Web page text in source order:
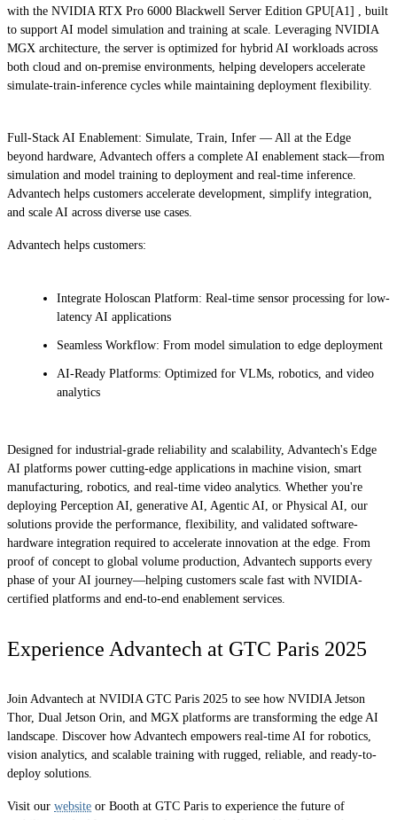
with the NVIDIA RTX Pro 6000 Blackwell Server Edition GPU[A1] , built
to support AI model simulation and training at scale. Leveraging NVIDIA
MGX architecture, the server is optimized for hybrid AI workloads across
both cloud and on-premise environments, helping developers accelerate
simulate-train-inference cycles while maintaining deployment flexibility.
Full-Stack AI Enablement: Simulate, Train, Infer — All at the Edge
beyond hardware, Advantech offers a complete AI enablement stack—from
simulation and model training to deployment and real-time inference.
Advantech helps customers accelerate development, simplify integration,
and scale AI across diverse use cases.
Advantech helps customers:
Integrate Holoscan Platform: Real-time sensor processing for low-
latency AI applications
Seamless Workflow: From model simulation to edge deployment
AI-Ready Platforms: Optimized for VLMs, robotics, and video
analytics
Designed for industrial-grade reliability and scalability, Advantech's Edge
AI platforms power cutting-edge applications in machine vision, smart
manufacturing, robotics, and real-time video analytics. Whether you're
deploying Perception AI, generative AI, Agentic AI, or Physical AI, our
solutions provide the performance, flexibility, and validated software-
hardware integration required to accelerate innovation at the edge. From
proof of concept to global volume production, Advantech supports every
phase of your AI journey—helping customers scale fast with NVIDIA-
certified platforms and end-to-end enablement services.
Experience Advantech at GTC Paris 2025
Join Advantech at NVIDIA GTC Paris 2025 to see how NVIDIA Jetson
Thor, Dual Jetson Orin, and MGX platforms are transforming the edge AI
landscape. Discover how Advantech empowers real-time AI for robotics,
vision analytics, and scalable training with rugged, reliable, and ready-to-
deploy solutions.
Visit our website or Booth at GTC Paris to experience the future of